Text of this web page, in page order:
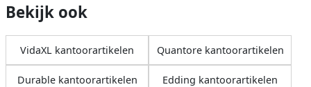
Bekijk ook
VidaXL kantoorartikelen Quantore kantoorartikelen
Durable kantoorartikelen Edding kantoorartikelen